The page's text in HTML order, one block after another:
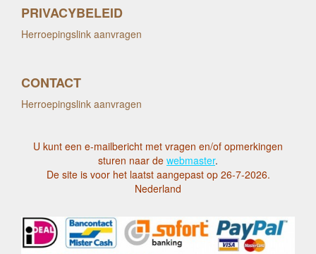
PRIVACYBELEID
Herroepingslink aanvragen
CONTACT
Herroepingslink aanvragen
U kunt een e-mailbericht met vragen en/of opmerkingen
sturen naar de webmaster.
De site is voor het laatst aangepast op 26-7-2026.
Nederland